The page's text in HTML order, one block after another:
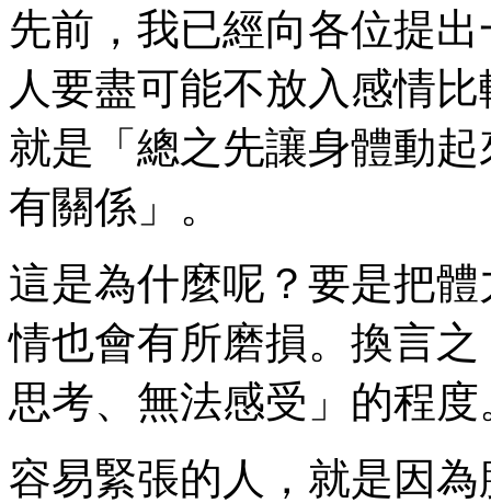
先前，我已經向各位提
人要盡可能不放入感情
就是「總之先讓身體動
有關係」。
這是為什麼呢？要是把
情也會有所磨損。換言
思考、無法感受」的程度
容易緊張的人，就是因